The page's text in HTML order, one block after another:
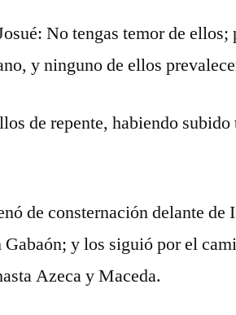
No tengas temor de ellos;
y ninguno de ellos
de repente, habiendo subido
de consternación delante
Gabaón; y los siguió por el
Azeca y Maceda.